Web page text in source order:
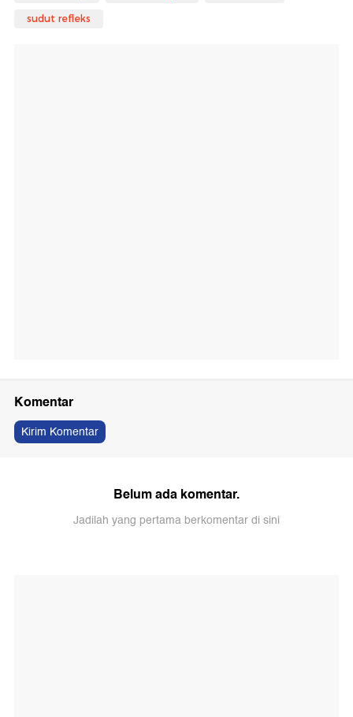
sudut refleks
Komentar
Kirim Komentar
Belum ada komentar.
Jadilah yang pertama berkomentar di sini